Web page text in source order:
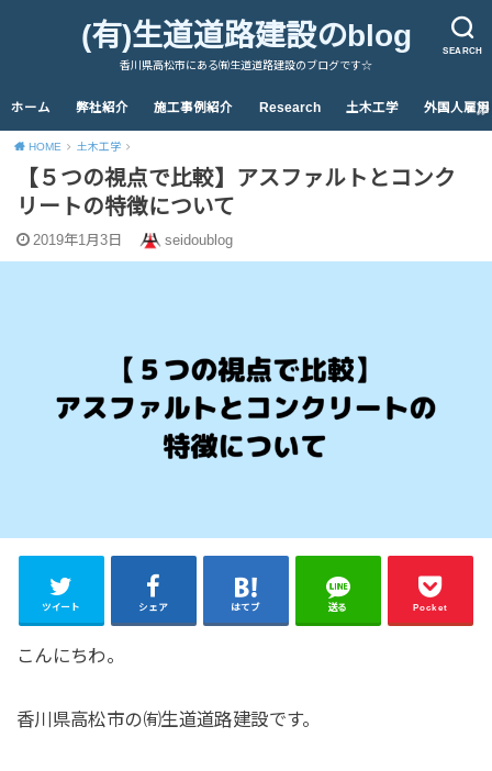
SEARCH
(有)生道道路建設のblog
香川県高松市にある㈲生道道路建設のブログです☆
ホーム 弊社紹介 施工事例紹介 Research 土木工学 外国人雇用
HOME 土木工学
【５つの視点で比較】アスファルトとコンク
リートの特徴について
2019年1月3日 seidoublog
ツイート シェア はてブ 送る Pocket
こんにちわ。
香川県高松市の㈲生道道路建設です。